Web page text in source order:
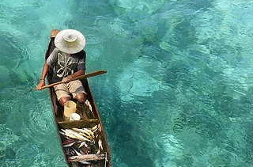
והפסיכודינמיקה ונקרא העברה מרחבית.